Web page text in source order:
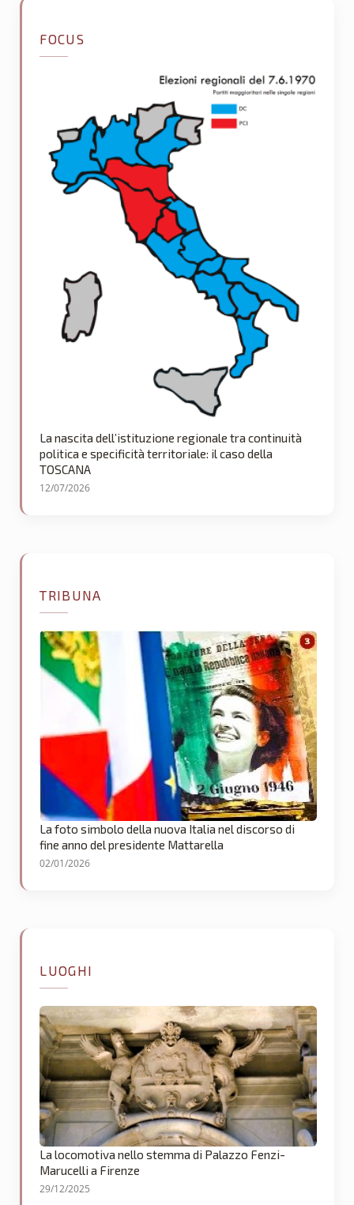
FOCUS
La nascita dell’istituzione regionale tra continuità
politica e specificità territoriale: il caso della
TOSCANA
12/07/2026
TRIBUNA
La foto simbolo della nuova Italia nel discorso di
fine anno del presidente Mattarella
02/01/2026
LUOGHI
La locomotiva nello stemma di Palazzo Fenzi-
Marucelli a Firenze
29/12/2025